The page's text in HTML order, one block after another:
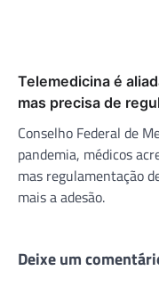
Telemedicina é
mas precisa de
Conselho Federal de
pandemia, médicos
mas regulamentação
mais a adesão.
Deixe um